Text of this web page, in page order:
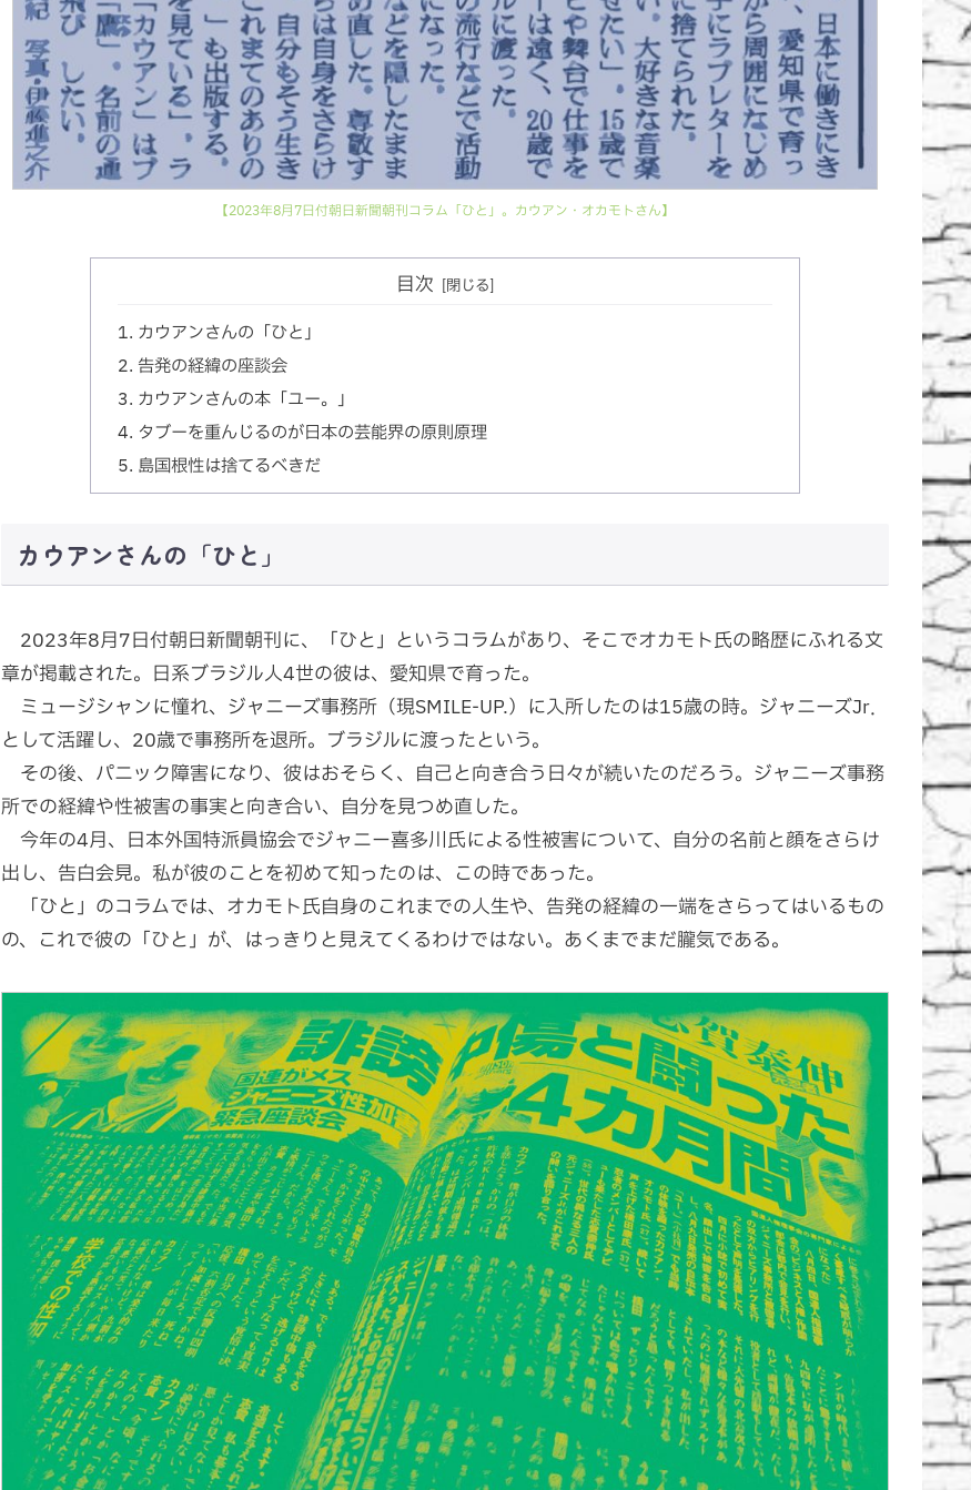
【2023年8月7日付朝日新聞朝刊コラム「ひと」。カウアン・オカモトさん】
目次
カウアンさんの「ひと」
告発の経緯の座談会
カウアンさんの本「ユー。」
タブーを重んじるのが日本の芸能界の原則原理
島国根性は捨てるべきだ
カウアンさんの「ひと」
2023年8月7日付朝日新聞朝刊に、「ひと」というコラムがあり、そこでオカモト氏の略歴にふれる文
章が掲載された。日系ブラジル人4世の彼は、愛知県で育った。
ミュージシャンに憧れ、ジャニーズ事務所（現SMILE-UP.）に入所したのは15歳の時。ジャニーズJr．
として活躍し、20歳で事務所を退所。ブラジルに渡ったという。
その後、パニック障害になり、彼はおそらく、自己と向き合う日々が続いたのだろう。ジャニーズ事務
所での経緯や性被害の事実と向き合い、自分を見つめ直した。
今年の4月、日本外国特派員協会でジャニー喜多川氏による性被害について、自分の名前と顔をさらけ
出し、告白会見。私が彼のことを初めて知ったのは、この時であった。
「ひと」のコラムでは、オカモト氏自身のこれまでの人生や、告発の経緯の一端をさらってはいるもの
の、これで彼の「ひと」が、はっきりと見えてくるわけではない。あくまでまだ朧気である。